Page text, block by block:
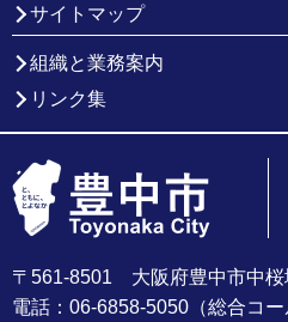
サイトマップ
組織と業務案内
リンク集
〒561-8501 大阪府豊中市中桜
電話：06-6858-5050（総合コー